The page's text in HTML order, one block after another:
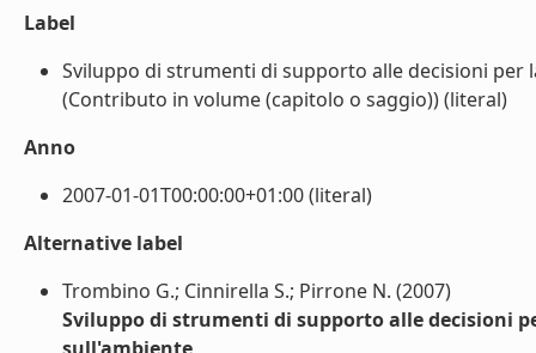
Label
Sviluppo di strumenti di supporto alle decisioni
(Contributo in volume (capitolo o saggio)) (literal)
Anno
2007-01-01T00:00:00+01:00 (literal)
Alternative label
Trombino G.; Cinnirella S.; Pirrone N. (2007)
Sviluppo di strumenti di supporto alle decisioni